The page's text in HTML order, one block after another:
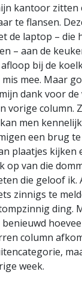
kantoor zitten
te flansen.
de laptop – die
– aan de
bij de
mee. Maar
dank voor
vorige column.
men
een brug
plaatjes kijken
op van die
die geloof ik.
zinnigs te
ding.
column
week.